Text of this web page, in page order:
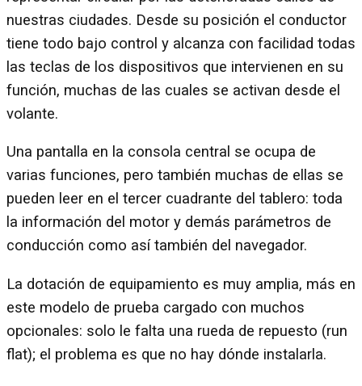
nuestras ciudades. Desde su posición el conductor
tiene todo bajo control y alcanza con facilidad todas
las teclas de los dispositivos que intervienen en su
función, muchas de las cuales se activan desde el
volante.
Una pantalla en la consola central se ocupa de
varias funciones, pero también muchas de ellas se
pueden leer en el tercer cuadrante del tablero: toda
la información del motor y demás parámetros de
conducción como así también del navegador.
La dotación de equipamiento es muy amplia, más en
este modelo de prueba cargado con muchos
opcionales: solo le falta una rueda de repuesto (run
flat); el problema es que no hay dónde instalarla.